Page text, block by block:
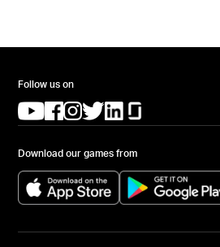
Follow us on
(opens in a new tab)
(opens in a new tab)
(opens in a new tab)
(opens in a new tab)
(opens in a new tab)
Download our games from
(opens in a new tab)